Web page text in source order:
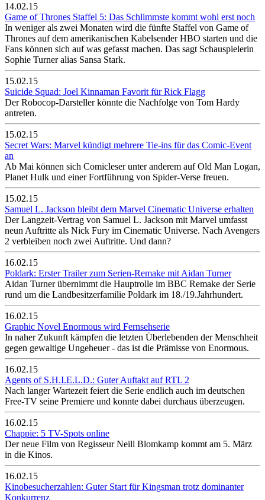
14.02.15
Game of Thrones Staffel 5: Das Schlimmste kommt wohl erst noch
In weniger als zwei Monaten wird die fünfte Staffel von Game of
Thrones auf dem amerikanischen Kabelsender HBO starten und die
Fans können sich auf was gefasst machen. Das sagt Schauspielerin
Sophie Turner alias Sansa Stark.
15.02.15
Suicide Squad: Joel Kinnaman Favorit für Rick Flagg
Der Robocop-Darsteller könnte die Nachfolge von Tom Hardy
antreten.
15.02.15
Secret Wars: Marvel kündigt mehrere Tie-ins für das Comic-Event
an
Ab Mai können sich Comicleser unter anderem auf Old Man Logan,
Planet Hulk und einer Fortführung von Spider-Verse freuen.
15.02.15
Samuel L. Jackson bleibt dem Marvel Cinematic Universe erhalten
Der Langzeit-Vertrag von Samuel L. Jackson mit Marvel umfasst
neun Auftritte als Nick Fury im Cinematic Universe. Nach Avengers
2 verbleiben noch zwei Auftritte. Und dann?
16.02.15
Poldark: Erster Trailer zum Serien-Remake mit Aidan Turner
Aidan Turner übernimmt die Hauptrolle im BBC Remake der Serie
rund um die Landbesitzerfamilie Poldark im 18./19.Jahrhundert.
16.02.15
Graphic Novel Enormous wird Fernsehserie
In naher Zukunft kämpfen die letzten Überlebenden der Menschheit
gegen gewaltige Ungeheuer - das ist die Prämisse von Enormous.
16.02.15
Agents of S.H.I.E.L.D.: Guter Auftakt auf RTL 2
Nach langer Wartezeit feiert die Serie endlich auch im deutschen
Free-TV seine Premiere und konnte dabei durchaus überzeugen.
16.02.15
Chappie: 5 TV-Spots online
Der neue Film von Regisseur Neill Blomkamp kommt am 5. März
in die Kinos.
16.02.15
Kinobesucherzahlen: Guter Start für Kingsman trotz dominanter
Konkurrenz